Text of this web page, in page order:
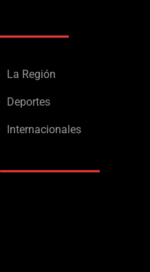
La Región
Deportes
Internacionales